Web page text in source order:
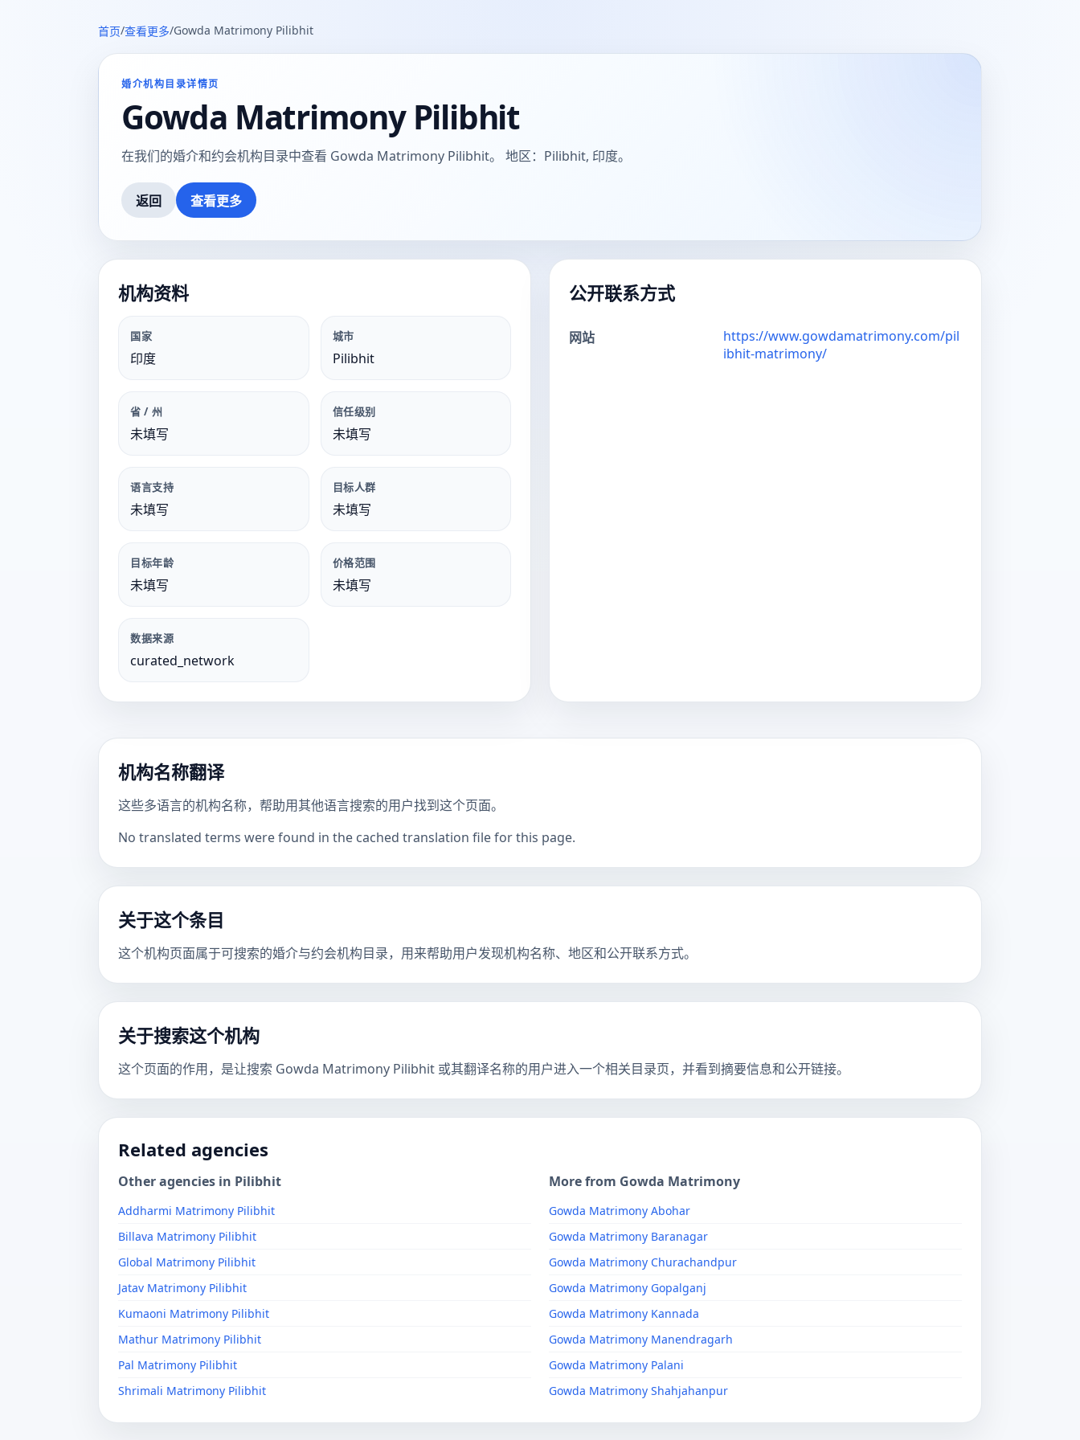
首页/查看更多/Gowda Matrimony Pilibhit
婚介机构目录详情页
Gowda Matrimony Pilibhit
在我们的婚介和约会机构目录中查看 Gowda Matrimony Pilibhit。 地区：Pilibhit, 印度。
返回 查看更多
机构资料
国家
印度
城市
Pilibhit
省 / 州
未填写
信任级别
未填写
语言支持
未填写
目标人群
未填写
目标年龄
未填写
价格范围
未填写
数据来源
curated_network
公开联系方式
网站
https://www.gowdamatrimony.com/pil
ibhit-matrimony/
机构名称翻译
这些多语言的机构名称，帮助用其他语言搜索的用户找到这个页面。
No translated terms were found in the cached translation file for this page.
关于这个条目
这个机构页面属于可搜索的婚介与约会机构目录，用来帮助用户发现机构名称、地区和公开联系方式。
关于搜索这个机构
这个页面的作用，是让搜索 Gowda Matrimony Pilibhit 或其翻译名称的用户进入一个相关目录页，并看到摘要信息和公开链接。
Related agencies
Other agencies in Pilibhit
Addharmi Matrimony Pilibhit
Billava Matrimony Pilibhit
Global Matrimony Pilibhit
Jatav Matrimony Pilibhit
Kumaoni Matrimony Pilibhit
Mathur Matrimony Pilibhit
Pal Matrimony Pilibhit
Shrimali Matrimony Pilibhit
More from Gowda Matrimony
Gowda Matrimony Abohar
Gowda Matrimony Baranagar
Gowda Matrimony Churachandpur
Gowda Matrimony Gopalganj
Gowda Matrimony Kannada
Gowda Matrimony Manendragarh
Gowda Matrimony Palani
Gowda Matrimony Shahjahanpur